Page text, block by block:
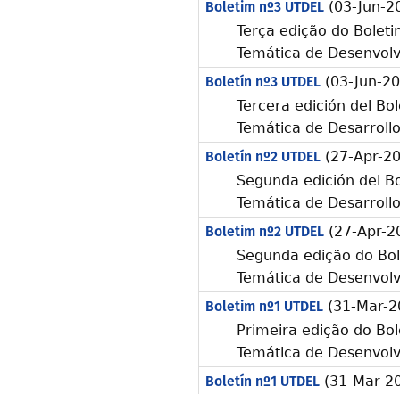
Boletim nº3 UTDEL(03-Jun-
Terça edição do
Temática de
Boletín nº3 UTDEL(03-Jun-
Tercera edición del
Temática de
Boletín nº2 UTDEL(27-Apr-
Segunda edición del
Temática de
Boletim nº2 UTDEL(27-Apr-
Segunda edição do
Temática de
Boletim nº1 UTDEL(31-Mar-
Primeira edição do
Temática de
Boletín nº1 UTDEL(31-Mar-